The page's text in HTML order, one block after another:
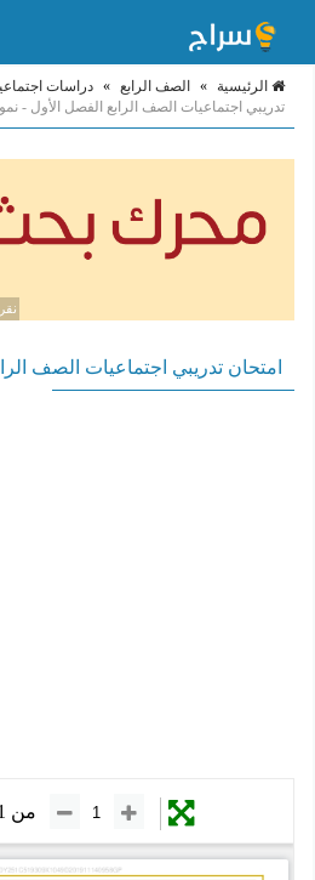
الرئيسية » الصف الرابع » دراسات
تدريبي اجتماعيات الصف الرابع الفصل الأول -
نقرات:
امتحان تدريبي اجتماعيات الصف